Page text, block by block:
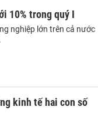
10% trong quý I
nghiệp lớn trên cả nước
kinh tế hai con số